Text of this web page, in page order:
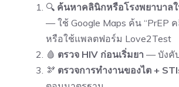
🔍 ค้นหาคลินิกหรือโรงพยาบาล
— ใช้ Google Maps ค้น “PrEP
หรือใช้แพลตฟอร์ม Love2Test
🩸 ตรวจ HIV ก่อนเริ่มยา — บังคั
🫘 ตรวจการทำงานของไต +